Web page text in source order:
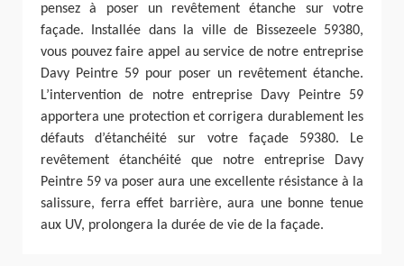
pensez à poser un revêtement étanche sur votre
façade. Installée dans la ville de Bissezeele 59380,
vous pouvez faire appel au service de notre entreprise
Davy Peintre 59 pour poser un revêtement étanche.
L’intervention de notre entreprise Davy Peintre 59
apportera une protection et corrigera durablement les
défauts d’étanchéité sur votre façade 59380. Le
revêtement étanchéité que notre entreprise Davy
Peintre 59 va poser aura une excellente résistance à la
salissure, ferra effet barrière, aura une bonne tenue
aux UV, prolongera la durée de vie de la façade.